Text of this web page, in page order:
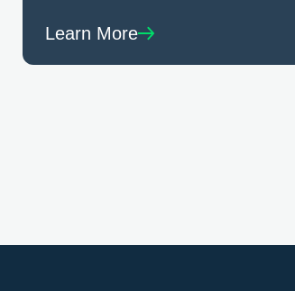
Learn More